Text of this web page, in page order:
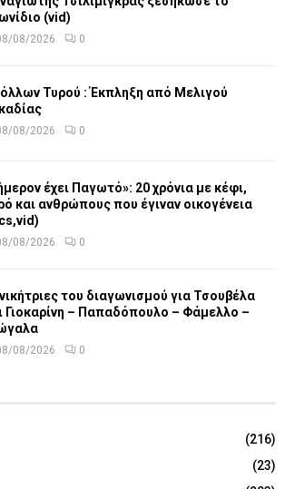
(vid)
08/2026 0
Τυρού : Έκπληξη από Μελιγού
08/2026 0
έχει Παγωτό»: 20 χρόνια με κέφι,
και ανθρώπους που έγιναν οικογένεια
08/2026 0
του διαγωνισμού για Τσουβέλα
Γιοκαρίνη – Παπαδόπουλο – Φάμελλο –
08/2026 0
(216)
(23)